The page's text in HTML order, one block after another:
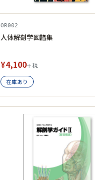
OR002
人体解剖学図譜集
¥4,100＋税
在庫あり